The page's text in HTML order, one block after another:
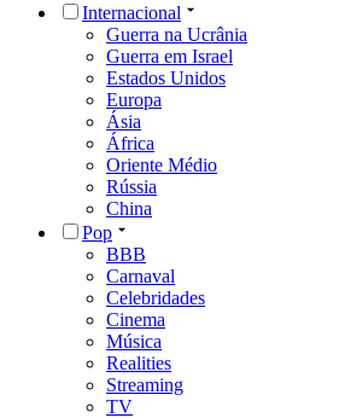
Internacional
Guerra na Ucrânia
Guerra em Israel
Estados Unidos
Europa
Ásia
África
Oriente Médio
Rússia
China
Pop
BBB
Carnaval
Celebridades
Cinema
Música
Realities
Streaming
TV